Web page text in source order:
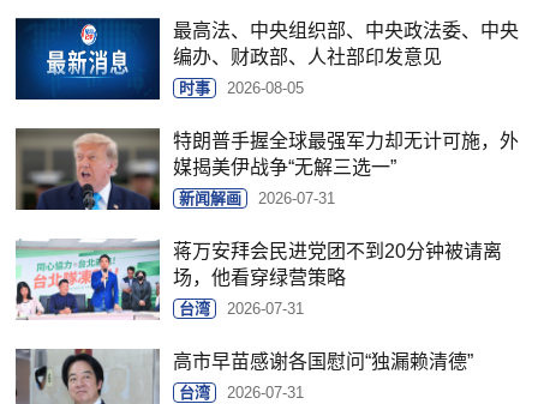
最高法、中央组织部、中央政法委、中央
编办、财政部、人社部印发意见
时事 2026-08-05
特朗普手握全球最强军力却无计可施，外
媒揭美伊战争“无解三选一”
新闻解画 2026-07-31
蒋万安拜会民进党团不到20分钟被请离
场，他看穿绿营策略
台湾 2026-07-31
高市早苗感谢各国慰问“独漏赖清德”
台湾 2026-07-31